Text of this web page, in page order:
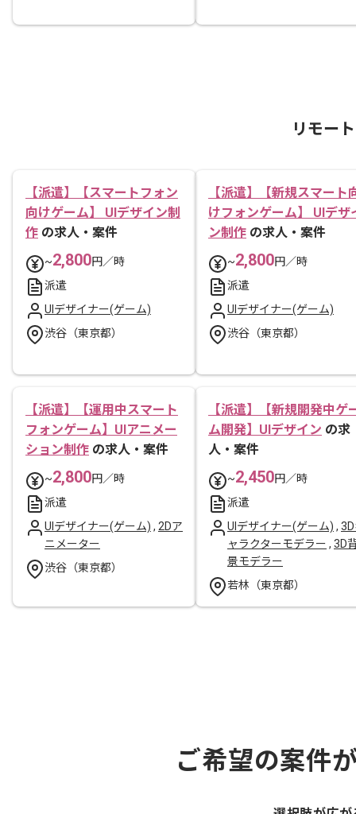
リモー
【派遣】【スマートフォン
向けゲーム】 UIデザイン制
作 の求人・案件
~2,800円／時
派遣
UIデザイナー(ゲーム)
渋谷（東京都）
【派遣】【新規スマート
けフォンゲーム】 UIデザ
ン制作 の求人・案件
~2,800円／時
派遣
UIデザイナー(ゲーム)
渋谷（東京都）
【派遣】【運用中スマート
フォンゲーム】UIアニメー
ション制作 の求人・案件
~2,800円／時
派遣
UIデザイナー(ゲーム) , 2Dア
ニメーター
渋谷（東京都）
【派遣】【新規開発中ゲ
ム開発】UIデザイン の求
人・案件
~2,450円／時
派遣
UIデザイナー(ゲーム) ,
ャラクターモデラー , 3D
景モデラー
若林（東京都）
ご希望の案件